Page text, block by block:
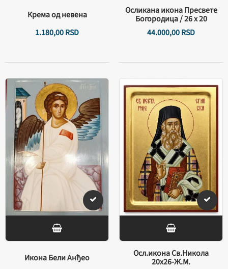
Крема од невена
1.180,00RSD
Осликана икона Пресвете
Богородица / 26 х 20
44.000,00RSD
Икона Бели Анђео
Осл.икона Св.Никола
20х26-Ж.М.